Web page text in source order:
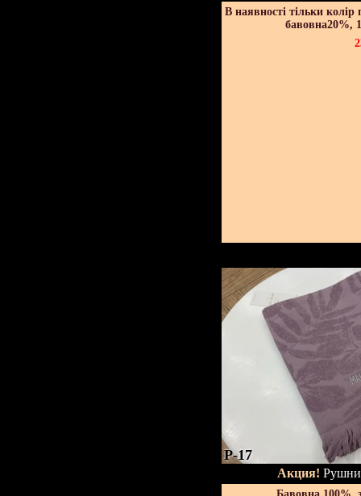
В наявності тільки
бавовна20%,
P-17
Акция!